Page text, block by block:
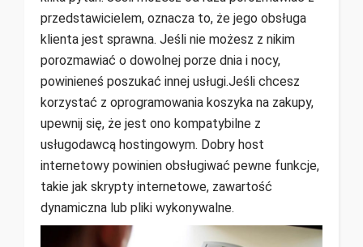
przedstawicielem, oznacza to, że jego obsługa
klienta jest sprawna. Jeśli nie możesz z nikim
porozmawiać o dowolnej porze dnia i nocy,
powinieneś poszukać innej usługi.Jeśli chcesz
korzystać z oprogramowania koszyka na zakupy,
upewnij się, że jest ono kompatybilne z
usługodawcą hostingowym. Dobry host
internetowy powinien obsługiwać pewne funkcje,
takie jak skrypty internetowe, zawartość
dynamiczna lub pliki wykonywalne.